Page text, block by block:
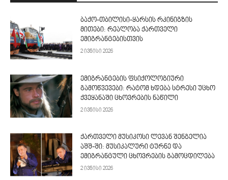
ბაქო-თბილისი-ყარსის რკინიგზის
მითები: რეალობა ქართველი
ემიგრანტებისთვის
2 ივნისი 2026
ემიგრანტების ფსიქოლოგიური
გამოწვევები: რატომ ხდება სტრესი უცხო
ქვეყანაში ცხოვრების ნაწილი
2 ივნისი 2026
ქართველი მუსიკოსი ლევან შენგელია
აშშ-ში: მუსიკალური ტურნე და
ემიგრანტული ცხოვრების გამოცდილება
2 ივნისი 2026